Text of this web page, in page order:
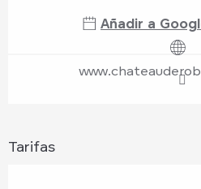
Añadir a
Tarifas